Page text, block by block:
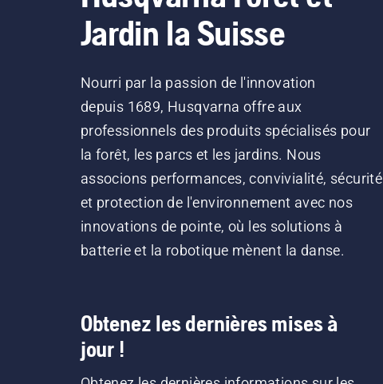
Jardin la Suisse
Nourri par la passion de l'innovation
depuis 1689, Husqvarna offre aux
professionnels des produits spécialisés pour
la forêt, les parcs et les jardins. Nous
associons performances, convivialité, sécurité
et protection de l'environnement avec nos
innovations de pointe, où les solutions à
batterie et la robotique mènent la danse.
Obtenez les dernières mises à
jour !